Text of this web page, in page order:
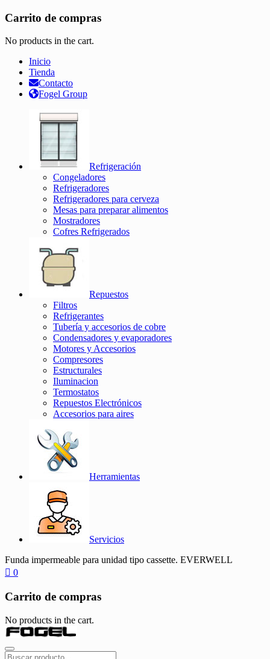
Carrito de compras
No products in the cart.
Inicio
Tienda
Contacto
Fogel Group
Refrigeración
Congeladores
Refrigeradores
Refrigeradores para cerveza
Mesas para preparar alimentos
Mostradores
Cofres Refrigerados
Repuestos
Filtros
Refrigerantes
Tubería y accesorios de cobre
Condensadores y evaporadores
Motores y Accesorios
Compresores
Estructurales
Iluminacion
Termostatos
Repuestos Electrónicos
Accesorios para aires
Herramientas
Servicios
Funda impermeable para unidad tipo cassette. EVERWELL
0
Carrito de compras
No products in the cart.